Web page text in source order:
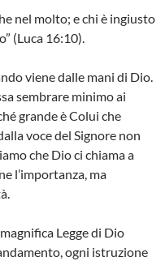
nel molto; e chi è ingiusto
(Luca 16:10).
viene dalle mani di Dio.
sembrare minimo ai
grande è Colui che
voce del Signore non
che Dio ci chiama a
l’importanza, ma
Legge di Dio
ogni istruzione